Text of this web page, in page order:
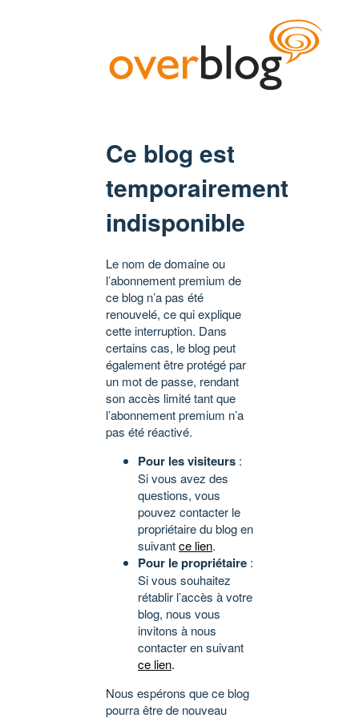
Ce blog est
temporairement
indisponible
Le nom de domaine ou
l’abonnement premium de
ce blog n’a pas été
renouvelé, ce qui explique
cette interruption. Dans
certains cas, le blog peut
également être protégé par
un mot de passe, rendant
son accès limité tant que
l’abonnement premium n’a
pas été réactivé.
Pour les visiteurs :
Si vous avez des
questions, vous
pouvez contacter le
propriétaire du blog en
suivantce lien.
Pour le propriétaire :
Si vous souhaitez
rétablir l’accès à votre
blog, nous vous
invitons à nous
contacter en suivant
ce lien.
Nous espérons que ce blog
pourra être de nouveau